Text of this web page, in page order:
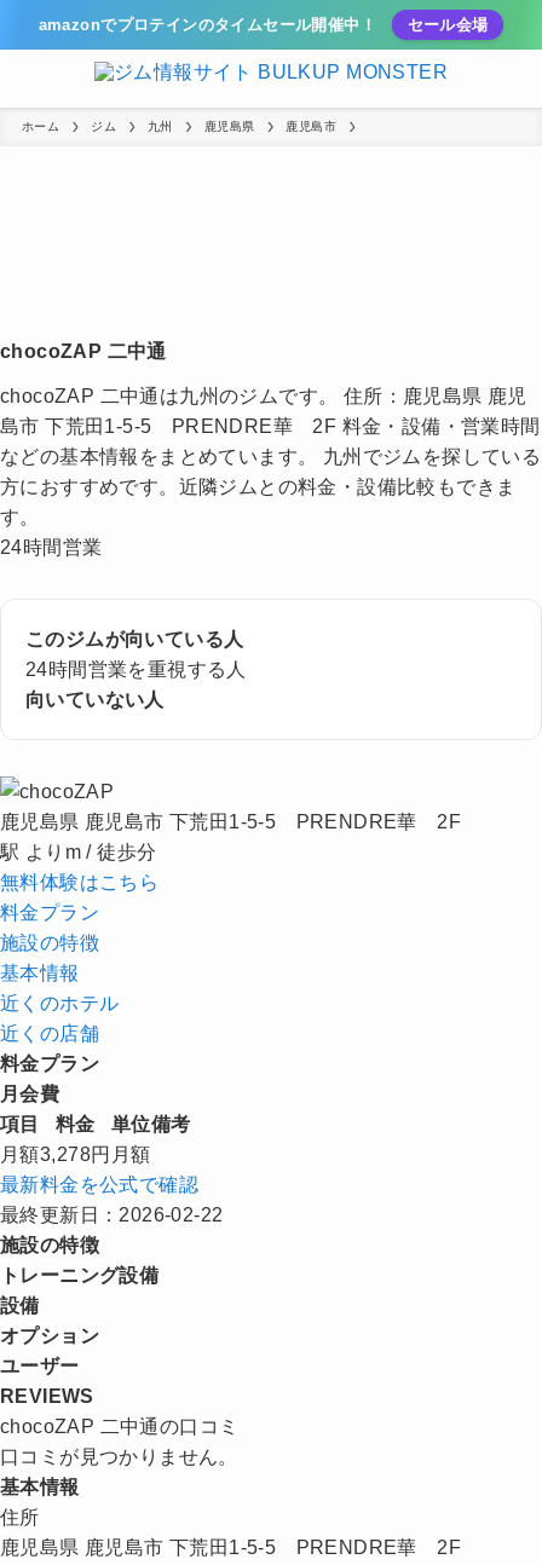
amazonでプロテインのタイムセール開催中！ セール会場
ホーム ジム 九州 鹿児島県 鹿児島市
chocoZAP 二中通
chocoZAP 二中通は九州のジムです。 住所：鹿児島県 鹿児
島市 下荒田1-5-5 PRENDRE華 2F 料金・設備・営業時間
などの基本情報をまとめています。 九州でジムを探している
方におすすめです。近隣ジムとの料金・設備比較もできま
す。
24時間営業
このジムが向いている人
24時間営業を重視する人
向いていない人
鹿児島県 鹿児島市 下荒田1-5-5 PRENDRE華 2F
駅 よりm / 徒歩分
無料体験はこちら
料金プラン
施設の特徴
基本情報
近くのホテル
近くの店舗
料金プラン
月会費
項目
料金 単位備考
月額3,278円 月額
最新料金を公式で確認
最終更新日：2026-02-22
施設の特徴
トレーニング設備
設備
オプション
ユーザー
REVIEWS
chocoZAP 二中通の口コミ
口コミが見つかりません。
基本情報
住所
鹿児島県 鹿児島市 下荒田1-5-5 PRENDRE華 2F